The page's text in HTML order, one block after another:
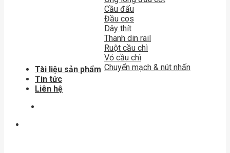
Cầu đấu
Đầu cos
Dây thít
Thanh din rail
Ruột cầu chì
Vỏ cầu chì
Chuyển mạch & nút nhấn
Tài liệu sản phẩm
Tin tức
Liên hệ